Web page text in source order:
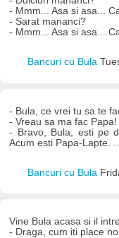
- Mmm... Asa si asa...
- Sarat mananci?
- Mmm... Asa si asa...
Bancuri cu Bula
- Bula, ce vrei tu sa te
- Vreau sa ma fac Papa!
- Bravo, Bula, esti pe
Acum esti Papa-Lapte.
Bancuri cu Bula
Vine Bula acasa si il
- Draga, cum iti place